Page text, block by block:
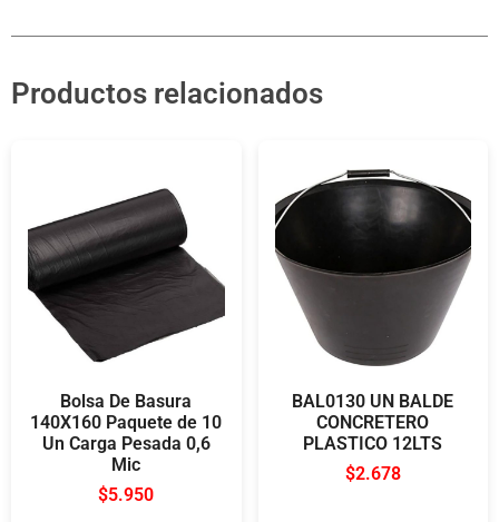
Productos relacionados
Bolsa De Basura
140X160 Paquete de 10
Un Carga Pesada 0,6
Mic
$5.950
BAL0130 UN BALDE
CONCRETERO
PLASTICO 12LTS
$2.678